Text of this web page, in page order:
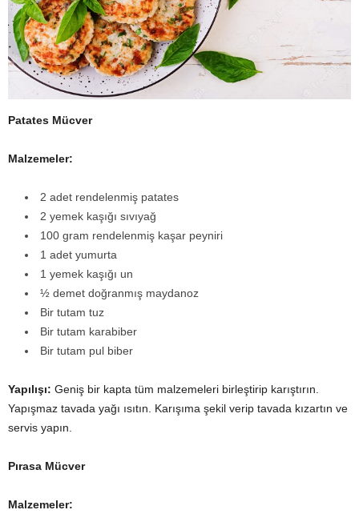
Patates Mücver
Malzemeler:
2 adet rendelenmiş patates
2 yemek kaşığı sıvıyağ
100 gram rendelenmiş kaşar peyniri
1 adet yumurta
1 yemek kaşığı un
½ demet doğranmış maydanoz
Bir tutam tuz
Bir tutam karabiber
Bir tutam pul biber
Yapılışı: Geniş bir kapta tüm malzemeleri birleştirip karıştırın.
Yapışmaz tavada yağı ısıtın. Karışıma şekil verip tavada kızartın ve
servis yapın.
Pırasa Mücver
Malzemeler: